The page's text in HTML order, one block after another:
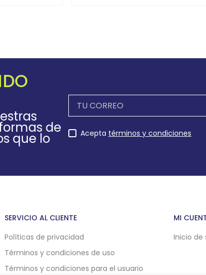
de
que lo Acepta términos y condiciones
SERVICIO AL CLIENTE
Políticas de privacidad
Términos y condiciones de uso
Términos y condiciones para el usuario
MI
Inicio de